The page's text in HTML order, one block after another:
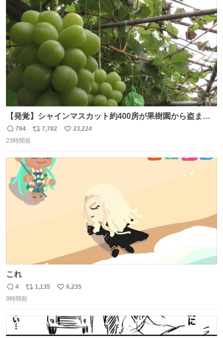
ト
数
数
【発覚】シャインマスカット約400房が果樹園から盗まれ
る 栃木・佐野市 news.livedoor.com/article/detail… 被害
に遭った果樹園には防犯カメラなどはなく、シャインマス
今年に入って同様の被害は確認されておらず、警察はパト
ロールを強化する。
返
信
794
リ
ト
数
7,782
い
23,224
23時間前
これ
返
信
4
リ
ポ
数
1,135
い
数
6,235
9時間前